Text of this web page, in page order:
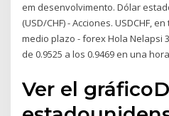
em desenvolvimento. Dólar
(USD/CHF) - Acciones. USDCHF,
medio plazo - forex Hola Nelapsi
de 0.9525 a los 0.9469 en una
Ver el